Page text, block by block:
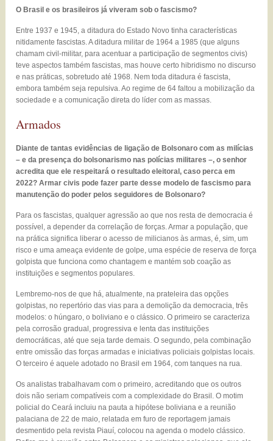
O Brasil e os brasileiros já viveram sob o fascismo?
Entre 1937 e 1945, a ditadura do Estado Novo tinha características
nitidamente fascistas. A ditadura militar de 1964 a 1985 (que alguns
chamam civil-militar, para acentuar a participação de segmentos civis)
teve aspectos também fascistas, mas houve certo hibridismo no discurso
e nas práticas, sobretudo até 1968. Nem toda ditadura é fascista,
embora também seja repulsiva. Ao regime de 64 faltou a mobilização da
sociedade e a comunicação direta do líder com as massas.
Armados
Diante de tantas evidências de ligação de Bolsonaro com as milícias
– e da presença do bolsonarismo nas polícias militares –, o senhor
acredita que ele respeitará o resultado eleitoral, caso perca em
2022? Armar civis pode fazer parte desse modelo de fascismo para
manutenção do poder pelos seguidores de Bolsonaro?
Para os fascistas, qualquer agressão ao que nos resta de democracia é
possível, a depender da correlação de forças. Armar a população, que
na prática significa liberar o acesso de milicianos às armas, é, sim, um
risco e uma ameaça evidente de golpe, uma espécie de reserva de força
golpista que funciona como chantagem e mantém sob coação as
instituições e segmentos populares.
Lembremo-nos de que há, atualmente, na prateleira das opções
golpistas, no repertório das vias para a demolição da democracia, três
modelos: o húngaro, o boliviano e o clássico. O primeiro se caracteriza
pela corrosão gradual, progressiva e lenta das instituições
democráticas, até que seja tarde demais. O segundo, pela combinação
entre omissão das forças armadas e iniciativas policiais golpistas locais.
O terceiro é aquele adotado no Brasil em 1964, com tanques na rua.
Os analistas trabalhavam com o primeiro, acreditando que os outros
dois não seriam compatíveis com a complexidade do Brasil. O motim
policial do Ceará incluiu na pauta a hipótese boliviana e a reunião
palaciana de 22 de maio, relatada em furo de reportagem jamais
desmentido pela revista Piauí, colocou na agenda o modelo clássico.